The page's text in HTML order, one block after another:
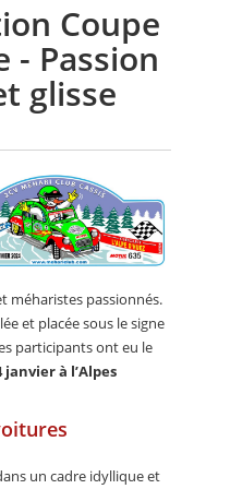
Coupe
- Passion
glisse
méharistes passionnés.
et placée sous le signe
participants ont eu le
janvier à l’Alpes
un cadre idyllique et